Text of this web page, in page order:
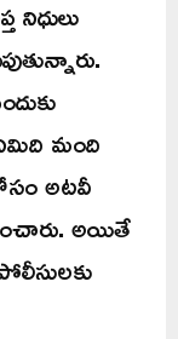
మంది
అటవీ
అయితే